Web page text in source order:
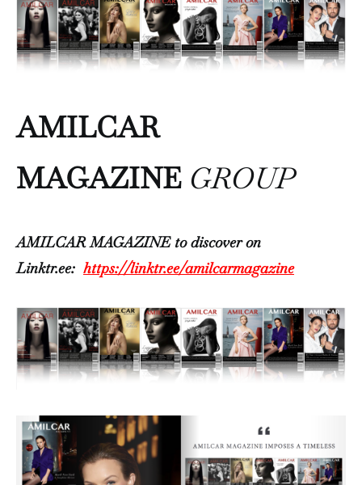
AMILCAR
MAGAZINE GROUP
AMILCAR MAGAZINE to discover on
Linktr.ee: https://linktr.ee/amilcarmagazine